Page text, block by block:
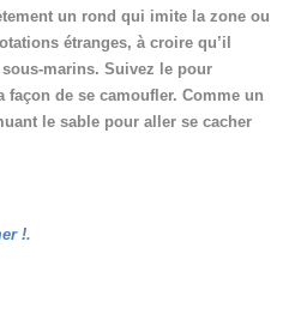
un rond qui imite la zone ou
étranges, à croire qu’il
marins. Suivez le pour
façon de se camoufler. Comme un
le sable pour aller se cacher
!.